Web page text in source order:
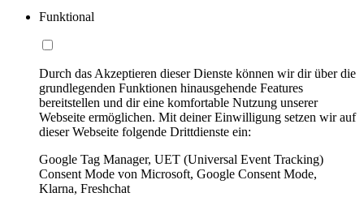
Funktional
Durch das Akzeptieren dieser Dienste können wir dir über die
grundlegenden Funktionen hinausgehende Features
bereitstellen und dir eine komfortable Nutzung unserer
Webseite ermöglichen. Mit deiner Einwilligung setzen wir auf
dieser Webseite folgende Drittdienste ein:
Google Tag Manager, UET (Universal Event Tracking)
Consent Mode von Microsoft, Google Consent Mode,
Klarna, Freshchat